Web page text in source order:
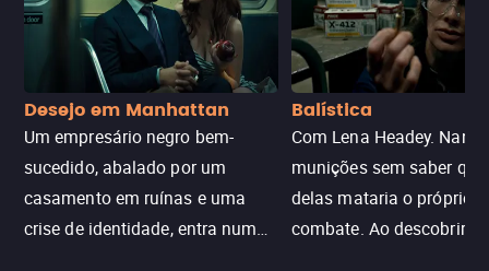
Desejo em Manhattan
Um empresário negro bem-
sucedido, abalado por um
casamento em ruínas e uma
crise de identidade, entra num
Balística
Com Lena Headey.
munições sem saber
delas mataria o próprio
combate. Ao descobrir a